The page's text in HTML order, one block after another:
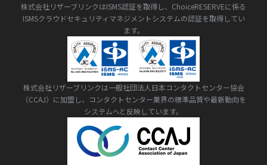
株式会社リザーブリンクはISMS認証を取得し、ChoiceRESERVEに係る
ISMSクラウドセキュリティマネジメントシステムの認証を取得してい
ます。
株式会社リザーブリンクは一般社団法人日本コンタクトセンター協会
（CCAJ）に加盟し、コンタクトセンター業界の標準品質や最新動向を
システムへと反映しています。